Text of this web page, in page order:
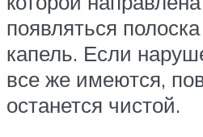
появляться
капель. Если
все же имеются,
останется чистой.